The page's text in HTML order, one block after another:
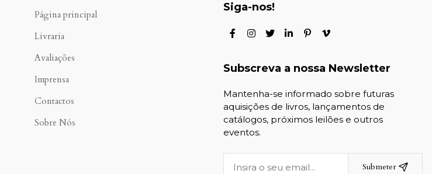
Página principal
Livraria
Avaliações
Imprensa
Contactos
Sobre Nós
Siga-nos!
Subscreva a nossa Newsletter
Mantenha-se informado sobre futuras
aquisições de livros, lançamentos de
catálogos, próximos leilões e outros
eventos.
Submeter